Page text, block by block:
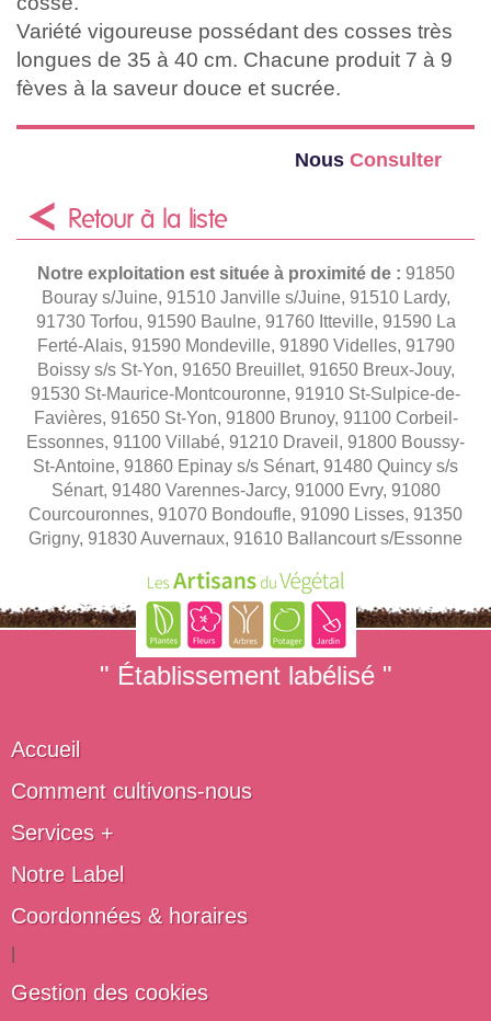
Variété vigoureuse possédant des cosses très
longues de 35 à 40 cm. Chacune produit 7 à 9
fèves à la saveur douce et sucrée.
Nous Consulter
Retour à la liste
Notre exploitation est située à proximité de : 91850
Bouray s/Juine, 91510 Janville s/Juine, 91510 Lardy,
91730 Torfou, 91590 Baulne, 91760 Itteville, 91590 La
Ferté-Alais, 91590 Mondeville, 91890 Videlles, 91790
Boissy s/s St-Yon, 91650 Breuillet, 91650 Breux-Jouy,
91530 St-Maurice-Montcouronne, 91910 St-Sulpice-de-
Favières, 91650 St-Yon, 91800 Brunoy, 91100 Corbeil-
Essonnes, 91100 Villabé, 91210 Draveil, 91800 Boussy-
St-Antoine, 91860 Epinay s/s Sénart, 91480 Quincy s/s
Sénart, 91480 Varennes-Jarcy, 91000 Evry, 91080
Courcouronnes, 91070 Bondoufle, 91090 Lisses, 91350
Grigny, 91830 Auvernaux, 91610 Ballancourt s/Essonne
" Établissement labélisé "
Accueil
Comment cultivons-nous
Services +
Notre Label
Coordonnées & horaires
Gestion des cookies